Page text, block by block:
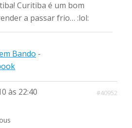
Curitiba é um bom
a passar frio… :lol:
Bando -
às 22:40 #40952